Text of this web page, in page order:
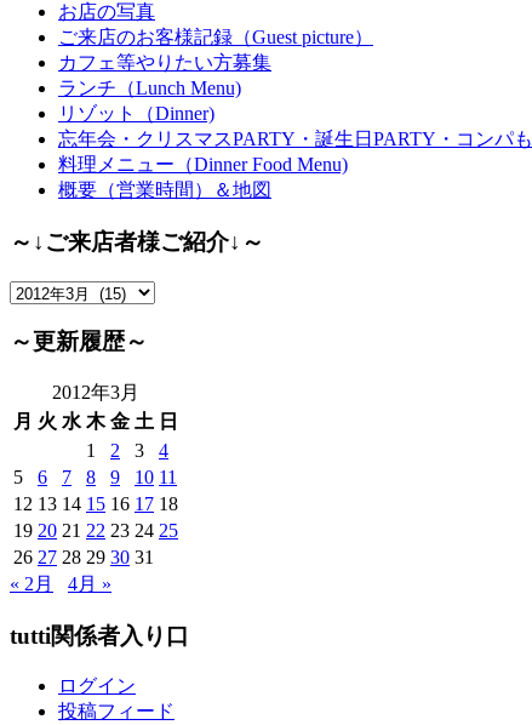
お店の写真
ご来店のお客様記録（Guest picture）
カフェ等やりたい方募集
ランチ（Lunch Menu)
リゾット（Dinner)
忘年会・クリスマスPARTY・誕生日PARTY・コンパも
料理メニュー（Dinner Food Menu)
概要（営業時間）＆地図
～↓ご来店者様ご紹介↓～
～
ご
者
ご
介
↓
～
～更新履歴～
2012年3月
月 火 水 木 金 土 日
1
2 3
4
5
6 7 8 9 10 11
12 13 14 15 16 17 18
19 20 21 22 23 24 25
26 27 28 29 30 31
« 2月
4月 »
tutti関係者入り口
ログイン
投稿フィード